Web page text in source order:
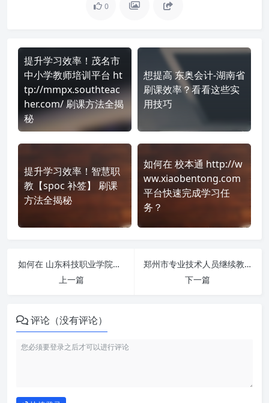
0
提升学习效率！茂名市
中小学教师培训平台 ht
tp://mmpx.southteac
her.com/ 刷课方法全揭
秘
想提高 东奥会计-湖南省
刷课效率？看看这些实
用技巧
提升学习效率！智慧职
教【spoc 补签】 刷课
方法全揭秘
如何在 校本通 http://w
ww.xiaobentong.com
平台快速完成学习任
务？
如何在 山东科技职业学院专业技术人员网络学习平台 https://sdkjzyxy.zyk.yxlearning.com/index 平台快速完成学习任务？
上一篇
郑州市专业技术人员继续教育培训平台-公需课 http://zzszyk.user.hnhhlearning.com/index 刷课也能轻松过！简单技巧大公开
下一篇
评论（没有评论）